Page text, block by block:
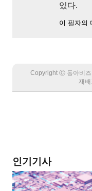
있다.
이 필자의
Copyright Ⓒ 동아비즈
재배
인기기사